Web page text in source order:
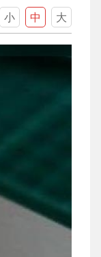
小 中 大